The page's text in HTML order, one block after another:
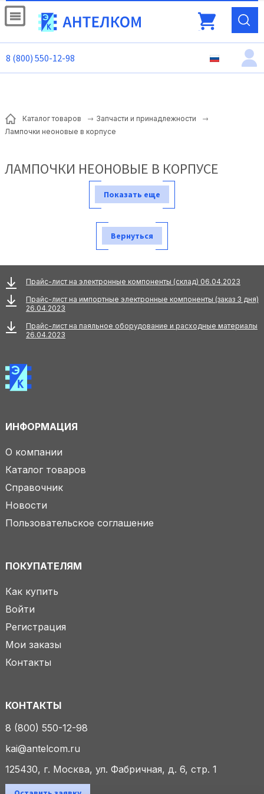
8 (800) 550-12-98
Каталог товаров
Запчасти и принадлежности
Лампочки неоновые в корпусе
ЛАМПОЧКИ НЕОНОВЫЕ В КОРПУСЕ
Показать еще
Вернуться
Прайс-лист на электронные компоненты (склад) 06.04.2023
Прайс-лист на импортные электронные компоненты (заказ 3 дня)
26.04.2023
Прайс-лист на паяльное оборудование и расходные материалы
26.04.2023
ИНФОРМАЦИЯ
О компании
Каталог товаров
Справочник
Новости
Пользовательское соглашение
ПОКУПАТЕЛЯМ
Как купить
Войти
Регистрация
Мои заказы
Контакты
КОНТАКТЫ
8 (800) 550-12-98
kai@antelcom.ru
125430, г. Москва, ул. Фабричная, д. 6, стр. 1